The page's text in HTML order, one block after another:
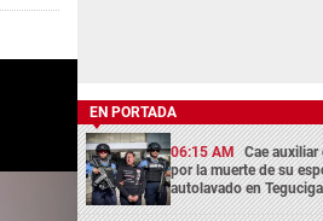
EN PORTADA
06:15 AM Cae auxiliar
por la muerte de su
autolavado en